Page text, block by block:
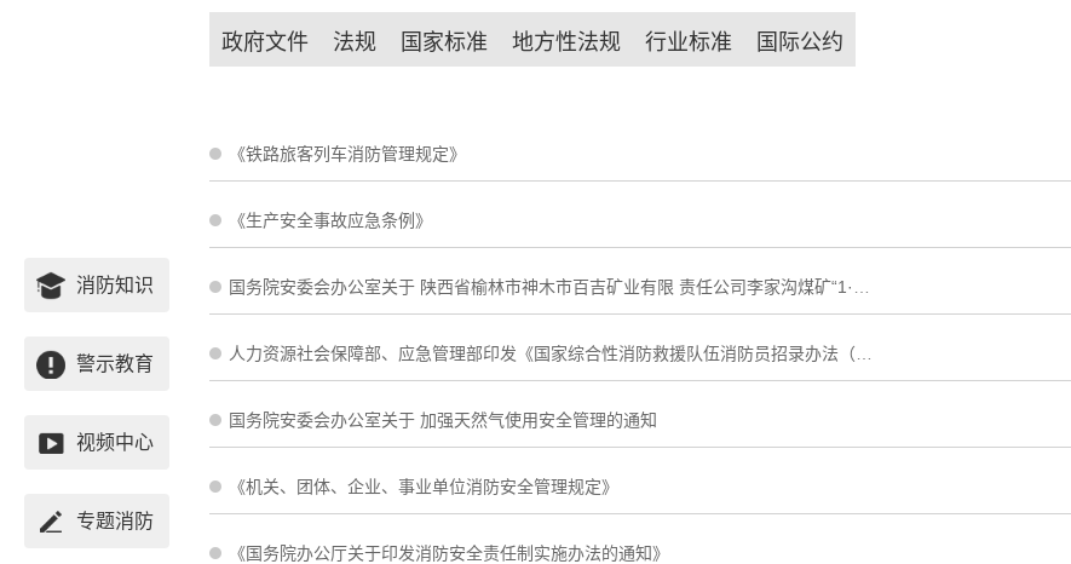
消防知识
警示教育
视频中心
专题消防
政府文件 法规 国家标准 地方性法规 行业标准 国际公约
《铁路旅客列车消防管理规定》
《生产安全事故应急条例》
国务院安委会办公室关于 加强天然气使用安全管理的通知
《机关、团体、企业、事业单位消防安全管理规定》
《国务院办公厅关于印发消防安全责任制实施办法的通知》